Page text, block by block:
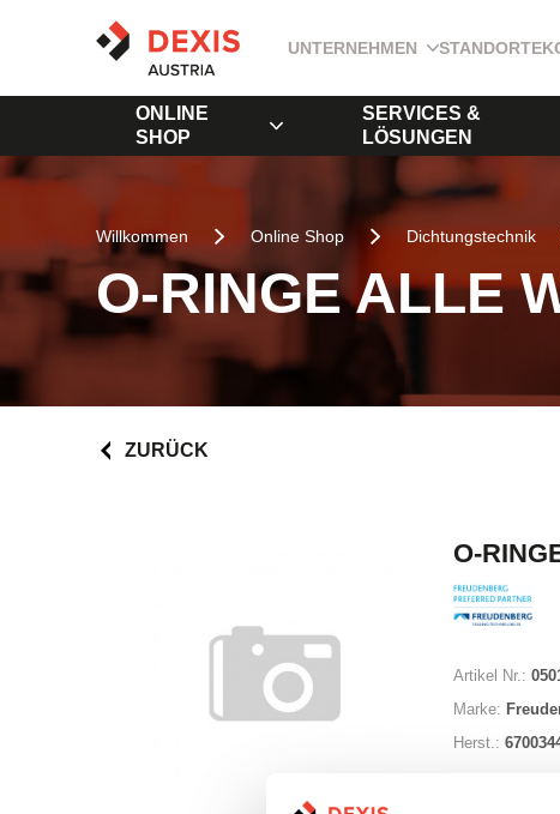
UNTERNEHMEN STANDORTE
ONLINE
SHOP
SERVICES &
LÖSUNGEN
Willkommen Online Shop Dichtungstechnik
O-RINGE ALLE
ZURÜCK
O-
Artikel Nr.:
Marke:
Herst.: